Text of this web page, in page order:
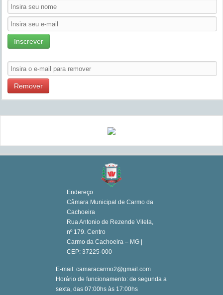
Inscrever
Remover
Endereço
Câmara Municipal de Carmo da
Cachoeira
Rua Antonio de Rezende Vilela,
nº 179. Centro
Carmo da Cachoeira – MG |
CEP: 37225-000
E-mail: camaracarmo2@gmail.com
Horário de funcionamento: de segunda a
sexta, das 07:00hs às 17:00hs